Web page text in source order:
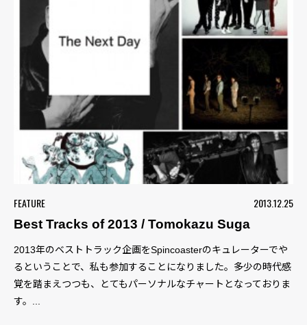
FEATURE
2013.12.25
Best Tracks of 2013 / Tomokazu Suga
2013年のベストトラック企画をSpincoasterのキュレーターでや
るということで、私も参加することになりました。多少の時代感
覚を踏まえつつも、とてもパーソナルなチャートとなっておりま
す。...